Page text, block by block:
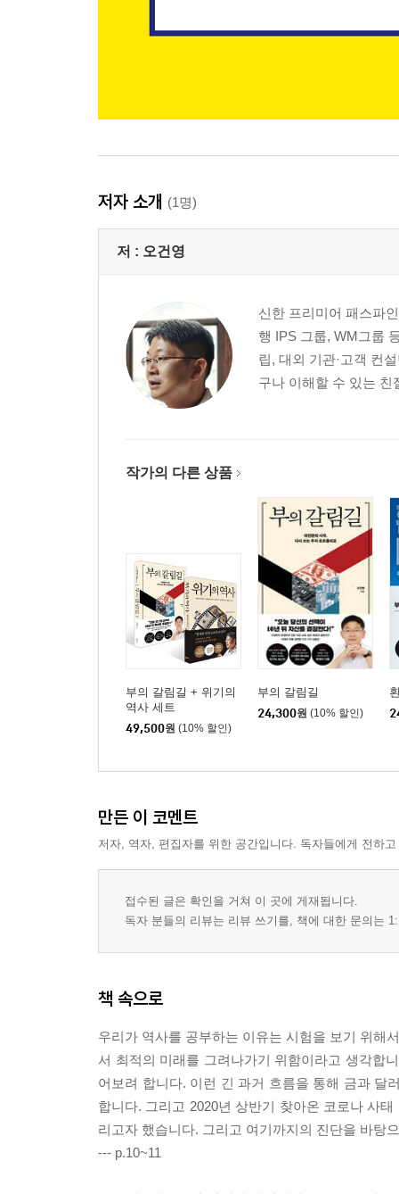
저자 소개 (1명)
저 : 오건영
신한 프리미어 패스파
행 IPS 그룹, WM그룹
립, 대외 기관·고객 컨
구나 이해할 수 있는 친
작가의 다른 상품
부의 갈림길 + 위기의
역사 세트
49,500원 (10% 할인)
부의 갈림길
24,300원 (10% 할인)
만든 이 코멘트
저자, 역자, 편집자를 위한 공간입니다. 독자들에게 전하
접수된 글은 확인을 거쳐 이 곳에 게재됩니다.
독자 분들의 리뷰는 리뷰 쓰기를, 책에 대한 문의는
책 속으로
우리가 역사를 공부하는 이유는 시험을 보기 위해
서 최적의 미래를 그려나가기 위함이라고 생각합
어보려 합니다. 이런 긴 과거 흐름을 통해 금과 달
합니다. 그리고 2020년 상반기 찾아온 코로나 사
리고자 했습니다. 그리고 여기까지의 진단을 바탕
--- p.10~11